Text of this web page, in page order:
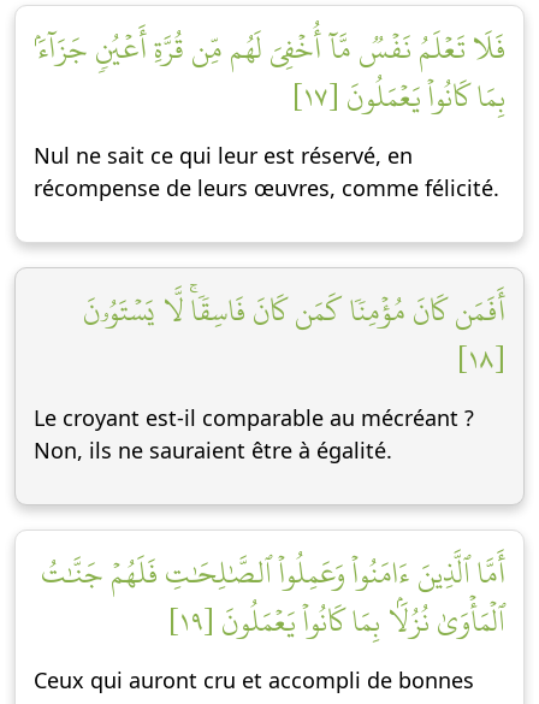
فَلَا تَعۡلَمُ نَفۡسٞ مَّآ أُخۡفِيَ لَهُم مِّن قُرَّةِ أَعۡيُنٖ جَزَآءَۢ
بِمَا كَانُواْ يَعۡمَلُونَ [١٧]
Nul ne sait ce qui leur est réservé, en
récompense de leurs œuvres, comme félicité.
أَفَمَن كَانَ مُؤۡمِنٗا كَمَن كَانَ فَاسِقٗاۚ لَّا يَسۡتَوُۥنَ
[١٨]
Le croyant est-il comparable au mécréant ?
Non, ils ne sauraient être à égalité.
أَمَّا ٱلَّذِينَ ءَامَنُواْ وَعَمِلُواْ ٱلصَّٰلِحَٰتِ فَلَهُمۡ جَنَّٰتُ
ٱلۡمَأۡوَىٰ نُزُلَۢا بِمَا كَانُواْ يَعۡمَلُونَ [١٩]
Ceux qui auront cru et accompli de bonnes